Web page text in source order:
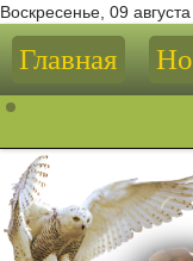
Воскресенье, 09
Главная